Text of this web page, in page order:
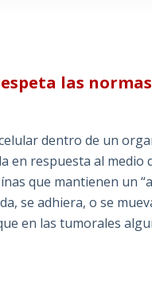
las
dentro de un
en respuesta al medio
que mantienen un
se adhiera, o se
en las tumorales